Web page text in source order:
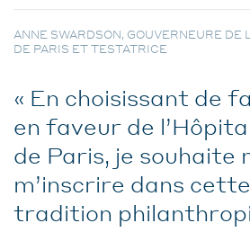
ANNE SWARDSON, GOUVERNEURE DE
DE PARIS ET TESTATRICE
En choisissant de
en faveur de
de Paris, je souhaite
m’inscrire dans
tradition